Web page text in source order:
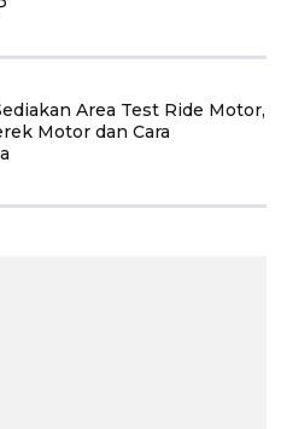
Area Test Ride Motor,
Motor dan Cara